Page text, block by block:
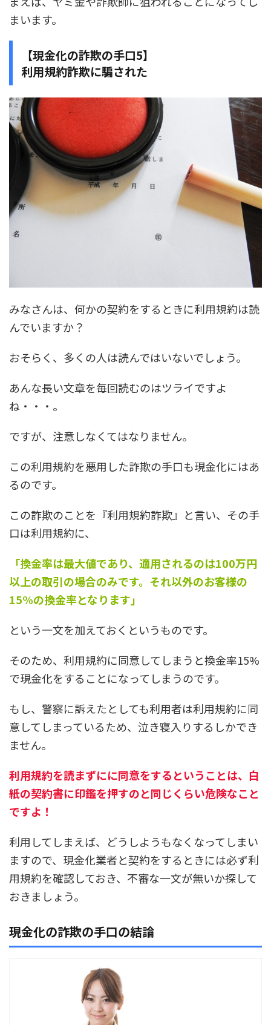
まいます。
【現金化の詐欺の手口5】
利用規約詐欺に騙された
みなさんは、何かの契約をするときに利用規約は読
んでいますか？
おそらく、多くの人は読んではいないでしょう。
あんな長い文章を毎回読むのはツライですよ
ね・・・。
ですが、注意しなくてはなりません。
この利用規約を悪用した詐欺の手口も現金化にはあ
るのです。
この詐欺のことを 『利用規約詐欺』 と言い、その手
口は利用規約に、
「換金率は最大値であり、適用されるのは100万円
以上の取引の場合のみです。それ以外のお客様の
15%の換金率となります」
という一文を加えておくというものです。
そのため、利用規約に同意してしまうと換金率15%
で現金化をすることになってしまうのです。
もし、警察に訴えたとしても利用者は利用規約に同
意してしまっているため、泣き寝入りするしかでき
ません。
利用規約を読まずにに同意をするということは、白
紙の契約書に印鑑を押すのと同じくらい危険なこと
ですよ！
利用してしまえば、どうしようもなくなってしまい
ますので、現金化業者と契約をするときには必ず利
用規約を確認しておき、不審な一文が無いか探して
おきましょう。
現金化の詐欺の手口の結論